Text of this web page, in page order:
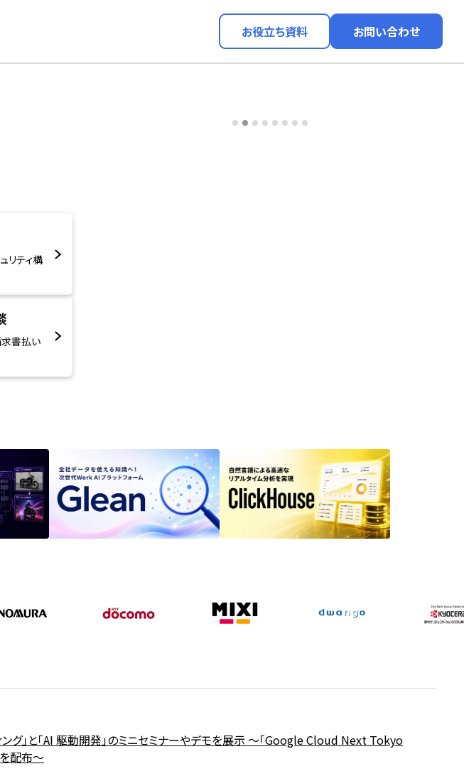
お役立ち資料 お問い合わせ
株式会社セブン-イレブン・ジャパン
徳
リティ構
書払い
ング」と「AI 駆動開発」のミニセミナーやデモを展示 〜「Google Cloud Next Tokyo
配布〜